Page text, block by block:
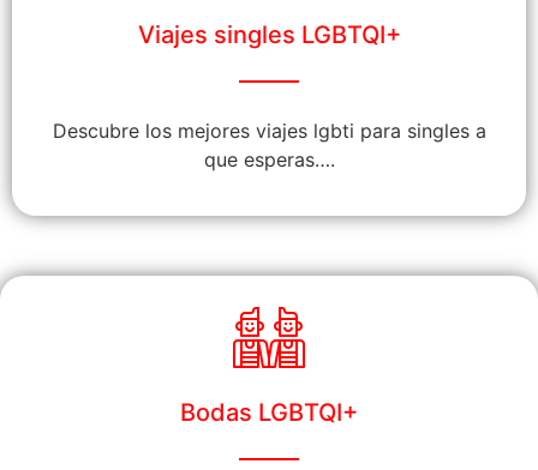
Viajes singles LGBTQI+
Descubre los mejores viajes lgbti para singles a
que esperas….
Bodas LGBTQI+